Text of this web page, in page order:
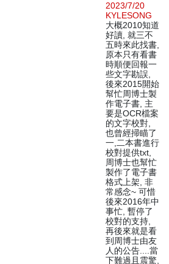
2023/7/20
KYLESONG
大概2010知道
好讀, 就三不
五時來此找書,
原本只有看書
時順便回報一
些文字勘誤,
後來2015開始
幫忙周博士製
作電子書, 主
要是OCR檔案
的文字校對,
也曾經掃瞄了
一,二本書進行
校對提供txt,
周博士也幫忙
製作了電子書
格式上架, 非
常感念~ 可惜
後來2016年中
事忙, 暫停了
校對的支持,
再後來就是看
到周博士由友
人的公告....當
下難過且震驚,